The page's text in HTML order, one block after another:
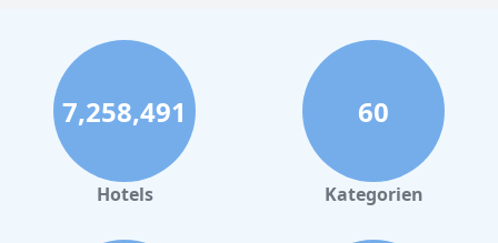
7,258,491
Hotels
60
Kategorien